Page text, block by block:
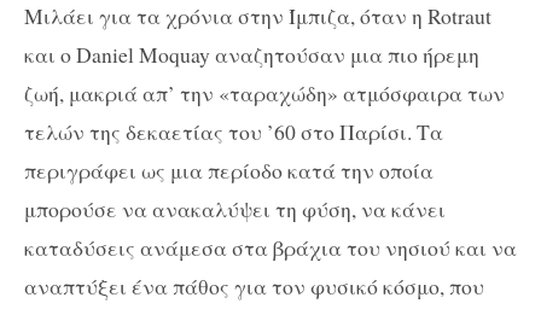
Μιλάει για τα χρόνια στην Ίμπιζα, όταν η Rotraut
και οDanielMoquay αναζητούσαν μια πιο ήρεμη
ζωή, μακριά απ’ την «ταραχώδη» ατμόσφαιρα των
τελών της δεκαετίας του ’60 στο Παρίσι. Τα
περιγράφει ως μια περίοδο κατά την οποία
μπορούσε να ανακαλύψει τη φύση, να κάνει
καταδύσεις ανάμεσα στα βράχια του νησιού και να
αναπτύξει ένα πάθος για τον φυσικό κόσμο, που